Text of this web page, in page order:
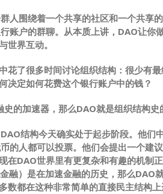
人围绕着一个共享的社区和一个共享
账户的群聊。从本质上讲，DAO让你
世界互动。
花了很多时间讨论组织结构：很少有
决定如何花费这个银行账户中的钱？
史的加速器，那么DAO就是组织结构史
结构今天确实处于起步阶段。他们
的人都可以投票。他们会提出一个建
在DAO世界里有更复杂和有趣的机制
融）是在加速金融的历史，那么DAO
数都在这种非常简单的直接民主结构上